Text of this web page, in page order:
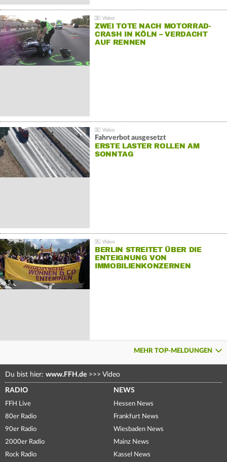
ZWEI TOTE NACH MOTORRAD-
CRASH IN KÖLN – VERDACHT
AUF RENNEN
Fahrverbot ausgesetzt
ERSTE LASTER ROLLEN AM
SONNTAG
BERLIN STREITET ÜBER DIE
ENTEIGNUNG VON
IMMOBILIENKONZERNEN
MEHR TOP-MELDUNGEN
Du bist hier: www.FFH.de >>> Video
RADIO
FFH Live
80er Radio
90er Radio
2000er Radio
Rock Radio
NEWS
Hessen News
Frankfurt News
Wiesbaden News
Mainz News
Kassel News